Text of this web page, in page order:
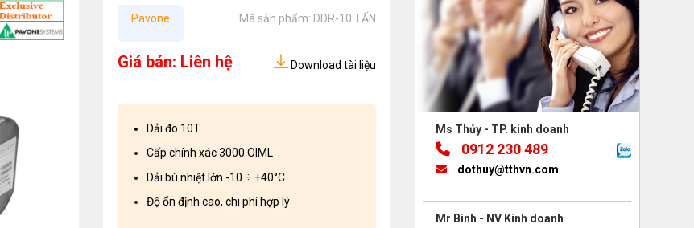
Pavone Mã sản phẩm: DDR-10 TẤN
Giá bán: Liên hệ Download tài liệu
Dải đo 10T
Cấp chính xác 3000 OIML
Dải bù nhiệt lớn -10 ÷ +40°C
Độ ổn định cao, chi phí hợp lý
Ms Thủy - TP. kinh doanh
0912 230 489
dothuy@tthvn.com
Mr Bình - NV Kinh doanh